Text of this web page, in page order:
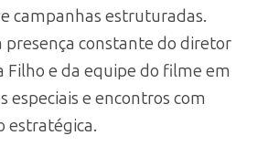
campanhas estruturadas.
presença constante do diretor
Filho e da equipe do filme em
especiais e encontros com
estratégica.